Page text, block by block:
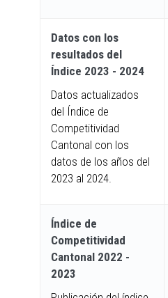
Datos con los
resultados del
Índice 2023 - 2024
Datos actualizados
del Índice de
Competitividad
Cantonal con los
datos de los años del
2023 al 2024.
Índice de
Competitividad
Cantonal 2022 -
2023